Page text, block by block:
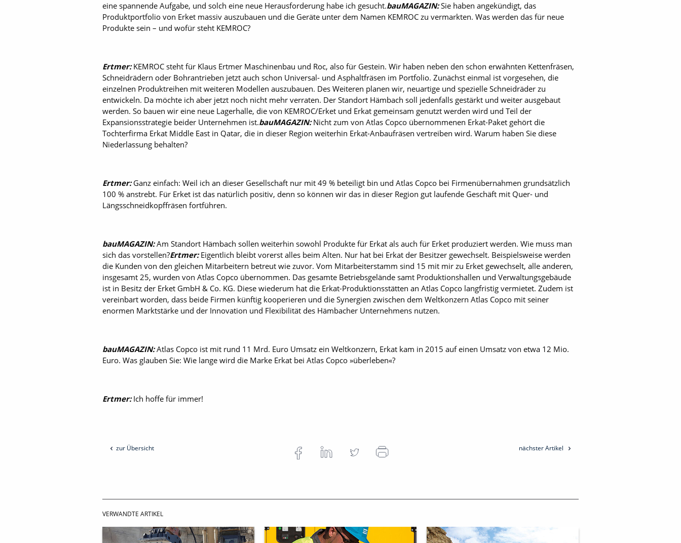
eine spannende Aufgabe, und solch eine neue Herausforderung habe ich gesucht.bauMAGAZIN:Sie haben angekündigt, das
Produktportfolio von Erket massiv auszubauen und die Geräte unter dem Namen KEMROC zu vermarkten. Was werden das für neue
Produkte sein – und wofür steht KEMROC?
Ertmer:KEMROC steht für Klaus Ertmer Maschinenbau und Roc, also für Gestein. Wir haben neben den schon erwähnten Kettenfräsen,
Schneidrädern oder Bohrantrieben jetzt auch schon Universal- und Asphaltfräsen im Portfolio. Zunächst einmal ist vorgesehen, die
einzelnen Produktreihen mit ­weiteren Modellen auszubauen. Des Weiteren planen wir, neuartige und spezielle Schneidräder zu
entwickeln. Da möchte ich aber jetzt noch nicht mehr verraten. Der Standort Hämbach soll jedenfalls gestärkt und weiter ausgebaut
werden. So bauen wir eine neue Lagerhalle, die von KEMROC/Erket und Erkat gemeinsam genutzt werden wird und Teil der
Expansionsstrategie beider Unternehmen ist.bauMAGAZIN:Nicht zum von Atlas ­Copco übernommenen ­Erkat-Paket gehört die
Tochterfirma Erkat Middle East in ­Qatar, die in dieser Region weiterhin ­Erkat-Anbaufräsen vertreiben wird. ­Warum haben Sie diese
Niederlassung behalten?
Ertmer:Ganz einfach: Weil ich an dieser Gesellschaft nur mit 49 % beteiligt bin und Atlas ­Copco bei Firmenübernahmen grundsätzlich
100 % anstrebt. Für Erket ist das natürlich positiv, denn so können wir das in dieser Region gut laufende Geschäft mit Quer- und
Längsschneidkopffräsen fortführen.
bauMAGAZIN:Am Standort Hämbach sollen weiterhin sowohl Produkte für ­Erkat als auch für Erket produziert werden. Wie muss man
sich das vorstellen?Ertmer:Eigentlich bleibt vorerst alles beim Alten. Nur hat bei Erkat der Besitzer gewechselt. Beispielsweise werden
die Kunden von den gleichen Mitarbeitern betreut wie zuvor. Vom Mitarbeiterstamm sind 15 mit mir zu Erket gewechselt, alle anderen,
insgesamt 25, wurden von Atlas Copco übernommen. Das gesamte Betriebsgelände samt Produktionshallen und Verwaltungsgebäude
ist in Besitz der Erket GmbH & Co. KG. Diese wiederum hat die Erkat-Produktionsstätten an Atlas Copco langfristig vermietet. Zudem ist
vereinbart worden, dass beide Firmen künftig kooperieren und die Synergien zwischen dem Weltkonzern Atlas Copco mit seiner
enormen Marktstärke und der Innovation und Flexibilität des Hämbacher Unternehmens nutzen.
bauMAGAZIN:Atlas Copco ist mit rund 11 Mrd. Euro Umsatz ein Weltkonzern, Erkat kam in 2015 auf einen Umsatz von etwa 12 Mio.
Euro. Was glauben Sie: Wie lange wird die Marke Erkat bei Atlas Copco »überleben«?
Ertmer:Ich hoffe für immer!
zur Übersicht nächster Artikel
VERWANDTE ARTIKEL